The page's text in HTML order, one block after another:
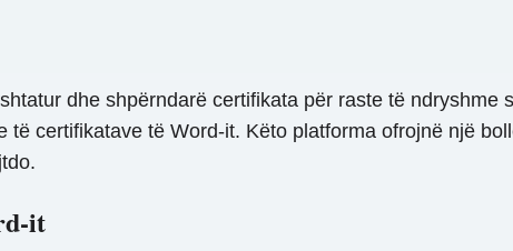
dhe shpërndarë certifikata për raste të ndryshme
certifikatave të Word-it. Këto platforma ofrojnë një
it